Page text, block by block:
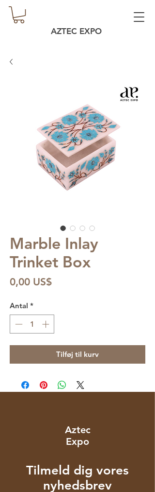
AZTEC EXPO
Marble Inlay
Trinket Box
0,00 US$Pris
Antal *
Tilføj til kurv
Aztec
Expo
Tilmeld dig vores
nyhedsbrev